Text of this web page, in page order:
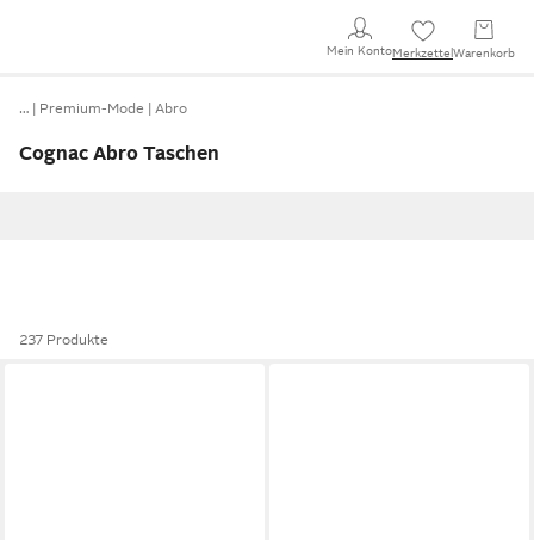
Mein KontoMerkzettel Warenkorb
… Premium-Mode Abro
Cognac Abro Taschen
237 Produkte